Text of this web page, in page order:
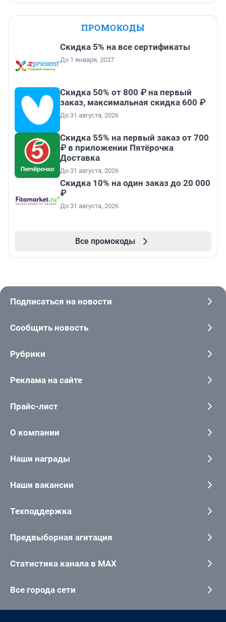
ПРОМОКОДЫ
Скидка 5% на все сертификаты
До 1 января, 2027
Скидка 50% от 800 ₽ на первый
заказ, максимальная скидка 600 ₽
До 31 августа, 2026
Скидка 55% на первый заказ от 700
₽ в приложении Пятёрочка
Доставка
До 31 августа, 2026
Скидка 10% на один заказ до 20 000
₽
До 31 августа, 2026
Все промокоды
Подписаться на новости
Сообщить новость
Рубрики
Реклама на сайте
Прайс-лист
О компании
Наши награды
Наши вакансии
Техподдержка
Предвыборная агитация
Статистика канала в MAX
Все города сети